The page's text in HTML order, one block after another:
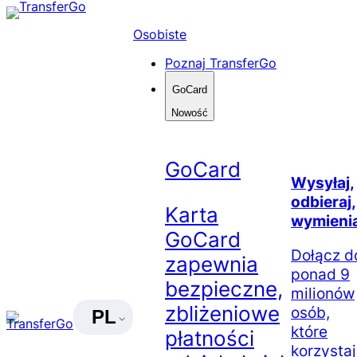
Skip
PL
Osobiste
Poznaj TransferGo
GoCard
Nowość
GoCard
Karta
GoCard
zapewnia
bezpieczne,
zbliżeniowe
płatności
Wysyłaj,
odbieraj,
Dołącz
ponad 9
milionów
osób,
które